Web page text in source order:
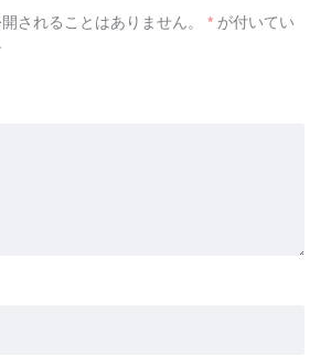
されることはありません。 * が付いてい